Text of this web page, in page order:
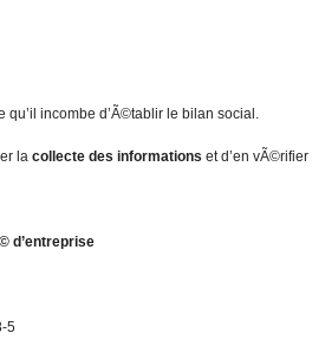
qu’il incombe d’Ã©tablir le bilan social.
la collecte des informations et d’en
d’entreprise
5